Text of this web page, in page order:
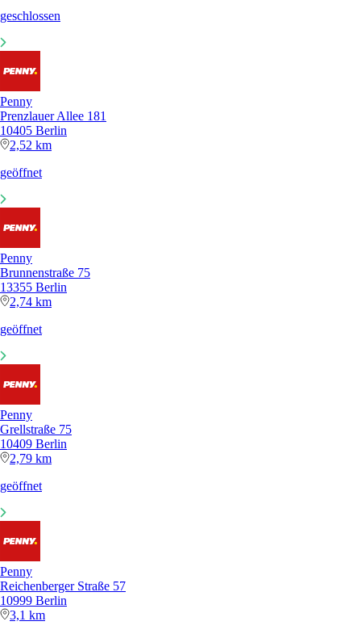
geschlossen
Penny
Prenzlauer Allee 181
10405 Berlin
2,52 km
geöffnet
Penny
Brunnenstraße 75
13355 Berlin
2,74 km
geöffnet
Penny
Grellstraße 75
10409 Berlin
2,79 km
geöffnet
Penny
Reichenberger Straße 57
10999 Berlin
3,1 km